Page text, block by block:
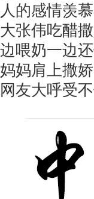
人的感情羡
大张伟吃醋
边喂奶一边
妈妈肩上撒
网友大呼受